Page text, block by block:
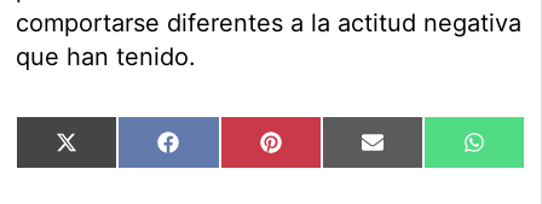
comportarse diferentes a la actitud negativa
que han tenido.
Compartir
en
X
(Twitter)
Compartir
en
Facebook Compartir
en
Pinterest Compartir
en
Email
en